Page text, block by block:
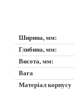
Ширина, мм:
Глибина, мм:
Висота, мм:
Вага
Матеріал корпусу